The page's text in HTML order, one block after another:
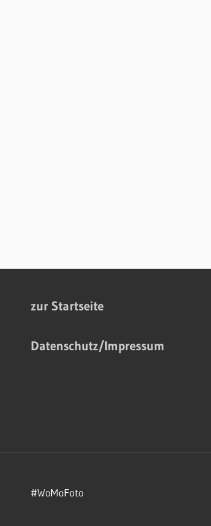
zur Startseite
Datenschutz/Impressum
#WoMoFoto